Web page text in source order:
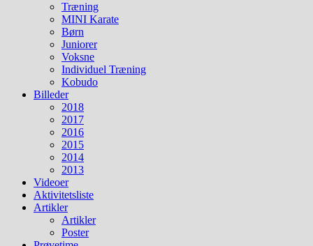
Træning
MINI Karate
Børn
Juniorer
Voksne
Individuel Træning
Kobudo
Billeder
2018
2017
2016
2015
2014
2013
Videoer
Aktivitetsliste
Artikler
Artikler
Poster